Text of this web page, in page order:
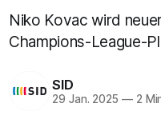
Niko Kovac wird
Champions-League-
SID
29 Jan. 2025 —2